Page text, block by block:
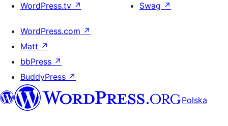
WordPress.tv ↗
Swag ↗
WordPress.com ↗
Matt ↗
bbPress ↗
BuddyPress ↗
Polska